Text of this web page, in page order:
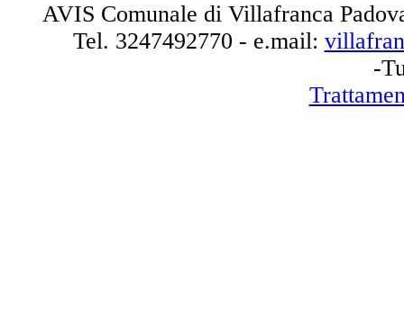
AVIS Comunale di Villafranca
Tel. 3247492770 - e.mail:
-